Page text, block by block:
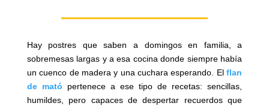
Hay postres que saben a domingos en familia, a
sobremesas largas y a esa cocina donde siempre había
un cuenco de madera y una cuchara esperando. Elflan
de mató pertenece a ese tipo de recetas: sencillas,
humildes, pero capaces de despertar recuerdos que